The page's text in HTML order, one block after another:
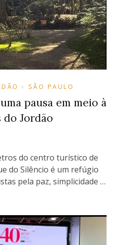
SÃO PAULO
pausa em meio à
do Jordão
do centro turístico de
do Silêncio é um refúgio
pela paz, simplicidade …